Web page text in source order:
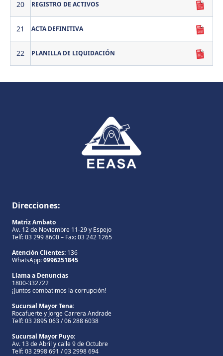
20 REGISTRO DE ACTIVOS
21 ACTA DEFINITIVA
22 PLANILLA DE LIQUIDACIÓN
Direcciones:
Matriz Ambato
Av. 12 de Noviembre 11-29 y Espejo
Telf: 03 299 8600 – Fax: 03 242 1265
Atención Clientes: 136
WhatsApp:0996251845
Llama a Denuncias
1800-332722
¡Juntos combatimos la corrupción!
Sucursal Mayor Tena:
Rocafuerte y Jorge Carrera Andrade
Telf: 03 2895 063 / 06 288 6038
Sucursal Mayor Puyo:
Av. 13 de Abril y calle 9 de Octubre
Telf: 03 2998 691 / 03 2998 694